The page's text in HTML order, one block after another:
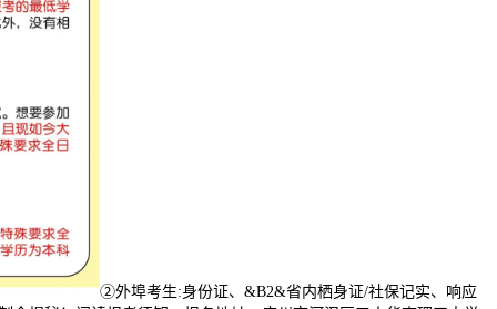
②外埠考生:身份证、&B2&省内栖身证/社保记实、响应